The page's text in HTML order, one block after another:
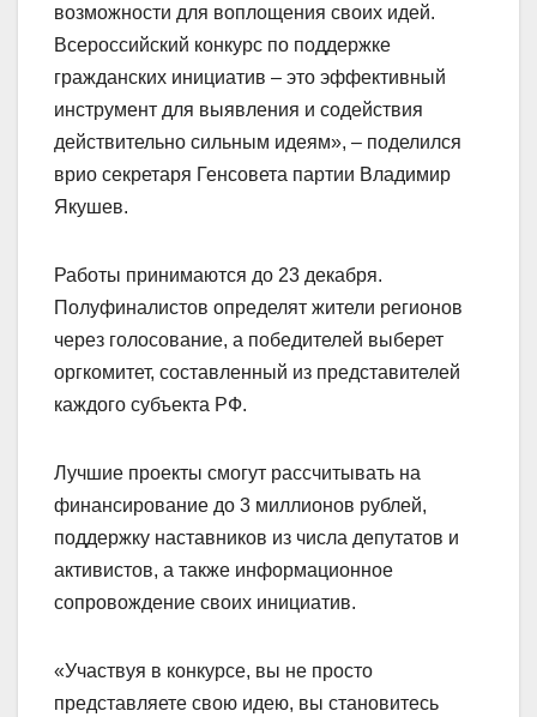
возможности для воплощения своих идей.
Всероссийский конкурс по поддержке
гражданских инициатив – это эффективный
инструмент для выявления и содействия
действительно сильным идеям», – поделился
врио секретаря Генсовета партии Владимир
Якушев.
Работы принимаются до 23 декабря.
Полуфиналистов определят жители регионов
через голосование, а победителей выберет
оргкомитет, составленный из представителей
каждого субъекта РФ.
Лучшие проекты смогут рассчитывать на
финансирование до 3 миллионов рублей,
поддержку наставников из числа депутатов и
активистов, а также информационное
сопровождение своих инициатив.
«Участвуя в конкурсе, вы не просто
представляете свою идею, вы становитесь